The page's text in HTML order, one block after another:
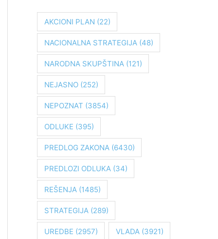
g
a
:
AKCIONI PLAN (22)
NACIONALNA STRATEGIJA(48)
NARODNA SKUPŠTINA(121)
NEJASNO(252)
NEPOZNAT (3854)
ODLUKE (395)
PREDLOG ZAKONA(6430)
PREDLOZI ODLUKA(34)
REŠENJA(1485)
STRATEGIJA(289)
UREDBE (2957) VLADA(3921)